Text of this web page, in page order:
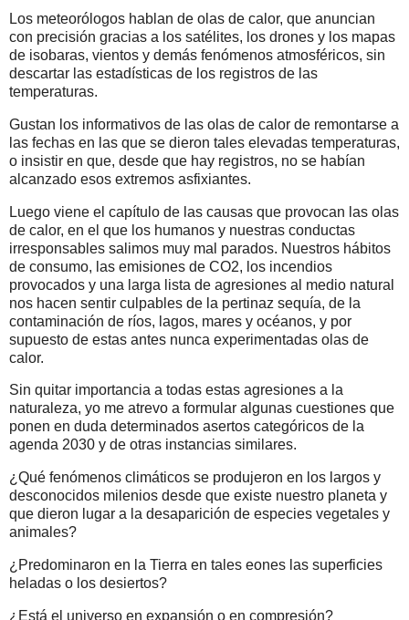
Los meteorólogos hablan de olas de calor, que anuncian
con precisión gracias a los satélites, los drones y los mapas
de isobaras, vientos y demás fenómenos atmosféricos, sin
descartar las estadísticas de los registros de las
temperaturas.
Gustan los informativos de las olas de calor de remontarse a
las fechas en las que se dieron tales elevadas temperaturas,
o insistir en que, desde que hay registros, no se habían
alcanzado esos extremos asfixiantes.
Luego viene el capítulo de las causas que provocan las olas
de calor, en el que los humanos y nuestras conductas
irresponsables salimos muy mal parados. Nuestros hábitos
de consumo, las emisiones de CO2, los incendios
provocados y una larga lista de agresiones al medio natural
nos hacen sentir culpables de la pertinaz sequía, de la
contaminación de ríos, lagos, mares y océanos, y por
supuesto de estas antes nunca experimentadas olas de
calor.
Sin quitar importancia a todas estas agresiones a la
naturaleza, yo me atrevo a formular algunas cuestiones que
ponen en duda determinados asertos categóricos de la
agenda 2030 y de otras instancias similares.
¿Qué fenómenos climáticos se produjeron en los largos y
desconocidos milenios desde que existe nuestro planeta y
que dieron lugar a la desaparición de especies vegetales y
animales?
¿Predominaron en la Tierra en tales eones las superficies
heladas o los desiertos?
¿Está el universo en expansión o en compresión?